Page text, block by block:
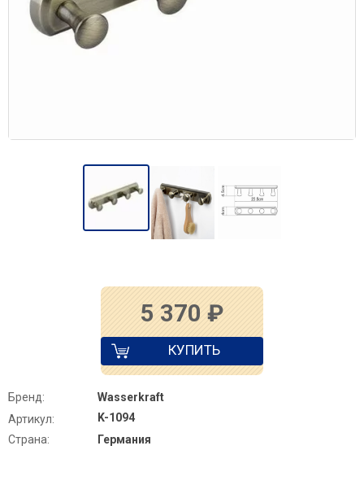
5 370 ₽
КУПИТЬ
Бренд:
Wasserkraft
Артикул:
K-1094
Страна:
Германия